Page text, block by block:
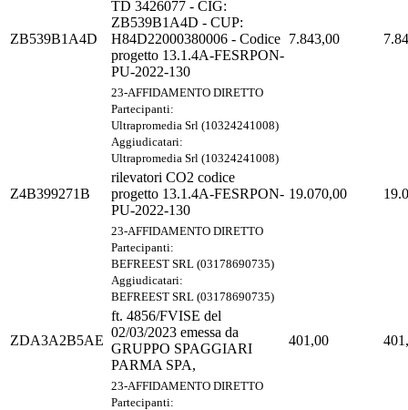
ZB539B1A4D
TD 3426077 - CIG:
ZB539B1A4D - CUP:
H84D22000380006 - Codice
progetto 13.1.4A-FESRPON-
PU-2022-130
7.843,00
23-AFFIDAMENTO DIRETTO
Partecipanti:
Ultrapromedia Srl (10324241008)
Aggiudicatari:
Ultrapromedia Srl (10324241008)
Z4B399271B
rilevatori CO2 codice
progetto 13.1.4A-FESRPON-
PU-2022-130
19.070,00
23-AFFIDAMENTO DIRETTO
Partecipanti:
BEFREEST SRL (03178690735)
Aggiudicatari:
BEFREEST SRL (03178690735)
ZDA3A2B5AE
ft. 4856/FVISE del
02/03/2023 emessa da
GRUPPO SPAGGIARI
PARMA SPA,
401,00
23-AFFIDAMENTO DIRETTO
Partecipanti: